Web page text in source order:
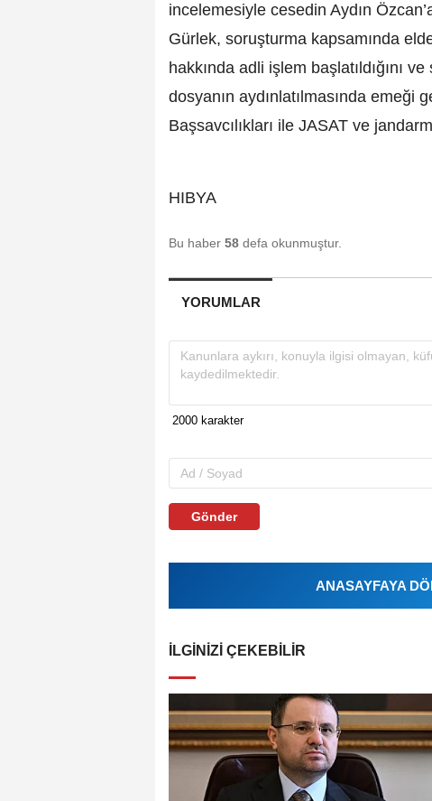
incelemesiyle cesedin Aydın
Gürlek, soruşturma kapsamında
hakkında adli işlem başlatıldığını
dosyanın aydınlatılmasında
Başsavcılıkları ile JASAT ve
HIBYA
Bu haber 58 defa okunmuştur.
YORUMLAR
Gönder
ANASAYFAYA
İLGINIZI ÇEKEBILIR